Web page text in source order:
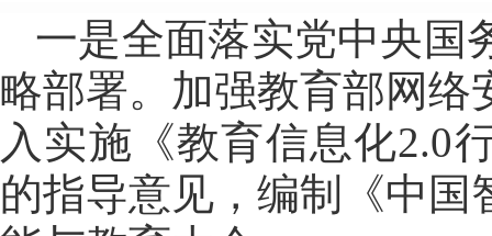
一是全面落实党中央国
略部署。加强教育部网
入实施《教育信息化2.0
的指导意见，编制《中